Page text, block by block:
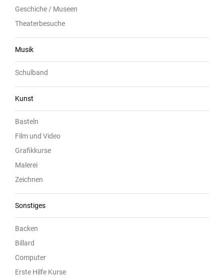
Geschiche / Museen
Theaterbesuche
Musik
Schulband
Kunst
Basteln
Film und Video
Grafikkurse
Malerei
Zeichnen
Sonstiges
Backen
Billard
Computer
Erste Hilfe Kurse